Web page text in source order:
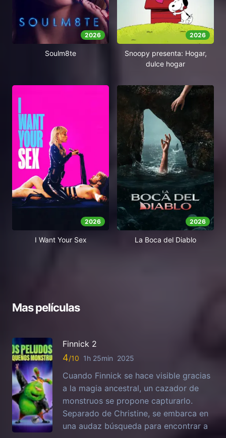
2026
Soulm8te
2026
Snoopy presenta: Hogar,
dulce hogar
2026
I Want Your Sex
2026
La Boca del Diablo
Mas películas
Finnick 2
4 1h 25min 2025
Cuando Finnick se hace visible gracias
a la magia ancestral, un cazador de
monstruos se propone capturarlo.
Separado de Christine, se embarca en
una audaz búsqueda para encontrar a